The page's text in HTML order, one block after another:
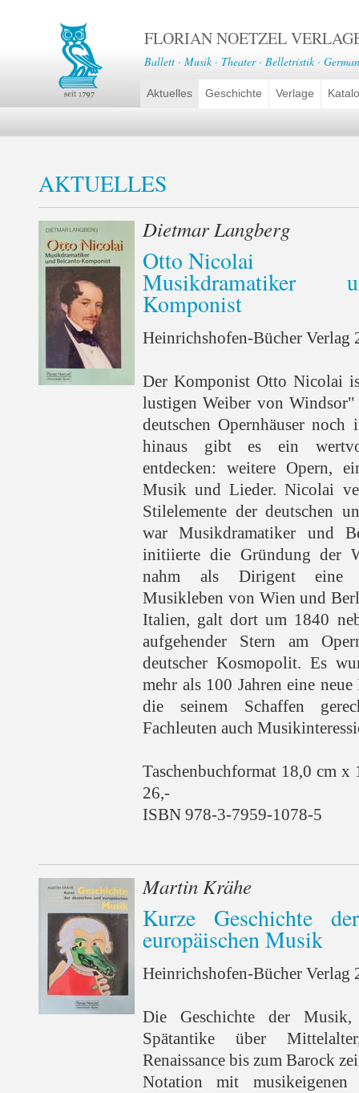
FLORIAN NOETZEL
Ballett · Musik · Theater · Belletristik ·
Aktuelles Geschichte Verlage
AKTUELLES
Dietmar Langberg
Otto Nicolai
Musikdramatiker
Komponist
Heinrichshofen-Bücher Verlag
Der Komponist Otto Nicolai
lustigen Weiber von
deutschen Opernhäuser noch
hinaus gibt es ein
entdecken: weitere Opern,
Musik und Lieder. Nicolai
Stilelemente der deutschen
war Musikdramatiker und
initiierte die Gründung der
nahm als Dirigent eine
Musikleben von Wien und
Italien, galt dort um 1840
aufgehender Stern am
deutscher Kosmopolit. Es
mehr als 100 Jahren eine
die seinem Schaffen
Fachleuten auch
Taschenbuchformat 18,0 cm
26,-
ISBN 978-3-7959-1078-5
Martin Krähe
Kurze Geschichte
europäischen Musik
Heinrichshofen-Bücher Verlag
Die Geschichte der
Spätantike über
Renaissance bis zum Barock
Notation mit musikeigenen